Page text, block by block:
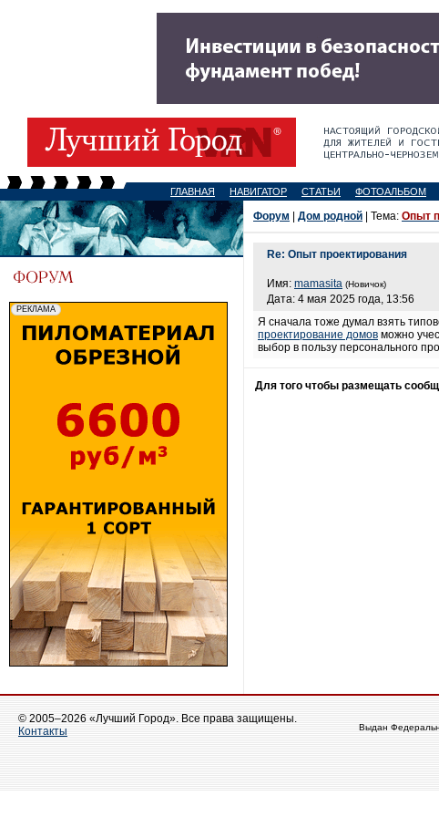
ГЛАВНАЯ НАВИГАТОР СТАТЬИ ФОТОАЛЬБОМ
Форум Дом родной | Тема: Опыт
Re: Опыт проектирования
Имя: mamasita (Новичок)
Дата: 4 мая 2025 года, 13:56
Я сначала тоже думал взять
проектирование домов можно
выбор в пользу персонального
Для того чтобы размещать
© 2005–2026 «Лучший Город». Все права защищены.
Контакты
Выдан